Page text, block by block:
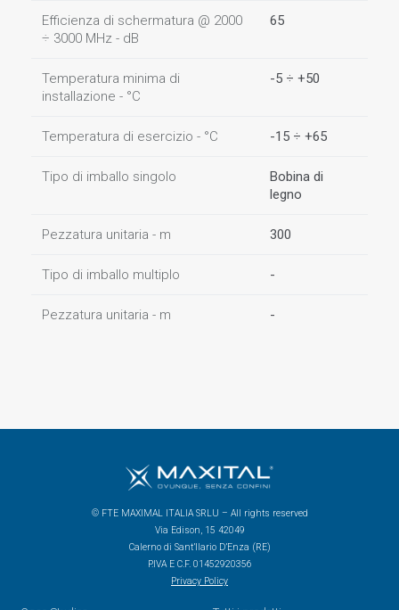
Efficienza di schermatura @ 2000
÷ 3000 MHz - dB
65
Temperatura minima di
installazione - °C
-5 ÷ +50
Temperatura di esercizio - °C -15 ÷ +65
Tipo di imballo singolo
Bobina di
legno
Pezzatura unitaria - m 300
Tipo di imballo multiplo -
Pezzatura unitaria - m -
© FTE MAXIMAL ITALIA SRLU – All rights reserved
Via Edison, 15 42049
Calerno di Sant’Ilario D’Enza (RE)
P.IVA E C.F. 01452920356
Privacy Policy